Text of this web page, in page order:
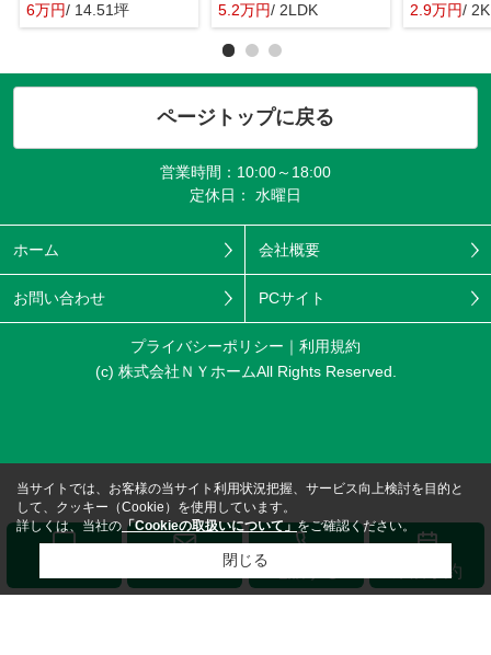
6万円/ 14.51坪
5.2万円/ 2LDK
2.9万円/ 2K
ページトップに戻る
営業時間：10:00～18:00
定休日： 水曜日
ホーム 会社概要
お問い合わせ PCサイト
プライバシーポリシー
利用規約
(c) 株式会社ＮＹホームAll Rights Reserved.
来店予約
当サイトでは、お客様の当サイト利用状況把握、サービス向上検討を目的と
して、クッキー（Cookie）を使用しています。
詳しくは、当社の 「Cookieの取扱いについて」をご確認ください。
閉じる